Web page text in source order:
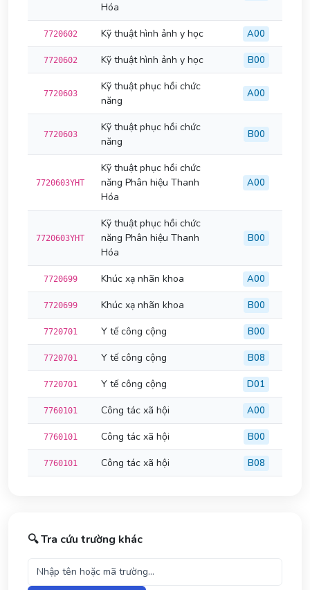
Hóa
7720602 Kỹ thuật hình ảnh y học A00
7720602 Kỹ thuật hình ảnh y học B00
7720603
Kỹ thuật phục hồi chức
năng
A00
7720603
Kỹ thuật phục hồi chức
năng
B00
7720603YHT
Kỹ thuật phục hồi chức
năng Phân hiệu Thanh
Hóa
A00
7720603YHT
Kỹ thuật phục hồi chức
năng Phân hiệu Thanh
Hóa
B00
7720699 Khúc xạ nhãn khoa A00
7720699 Khúc xạ nhãn khoa B00
7720701 Y tế công cộng B00
7720701 Y tế công cộng B08
7720701 Y tế công cộng D01
7760101 Công tác xã hội A00
7760101 Công tác xã hội B00
7760101 Công tác xã hội B08
🔍 Tra cứu trường khác